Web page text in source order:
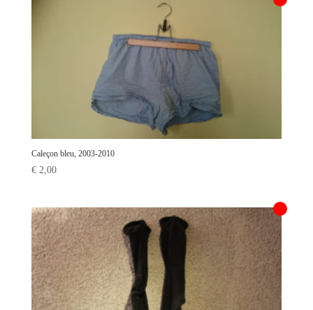
Caleçon bleu, 2003-2010
€2,00